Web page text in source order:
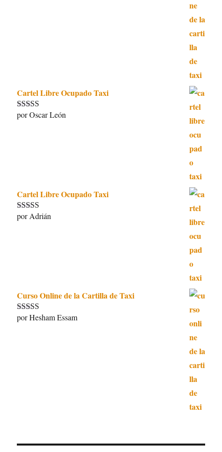
Cartel Libre Ocupado Taxi
Valorado con
por Oscar León
Cartel Libre Ocupado Taxi
Valorado con
por Adrián
Curso Online de la Cartilla de Taxi
Valorado con
por Hesham Essam